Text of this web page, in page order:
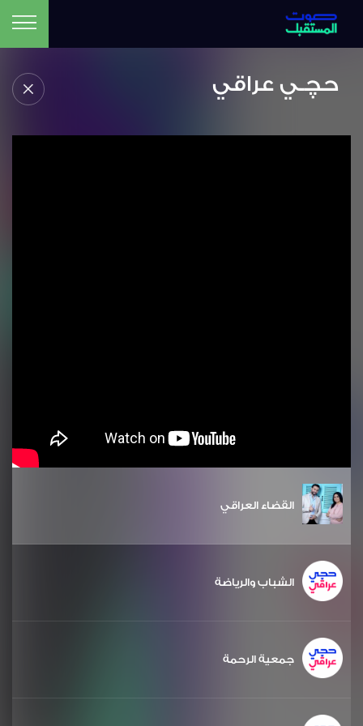
حچـي عراقي
القضاء العراقي
الشباب والرياضة
جمعية الرحمة